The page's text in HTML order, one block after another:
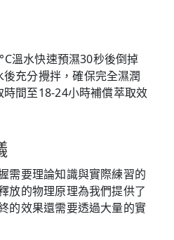
溫水快速預濕30秒後倒掉
後充分攪拌，確保完全濕潤
時間至18-24小時補償萃取效
需要理論知識與實際練習的
放的物理原理為我們提供了
的效果還需要透過大量的實